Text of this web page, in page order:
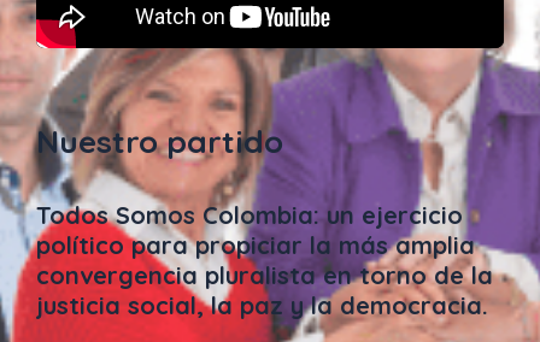
Nuestro partido
Todos Somos Colombia: un ejercicio
político para propiciar la más amplia
convergencia pluralista en torno de la
justicia social, la paz y la democracia.